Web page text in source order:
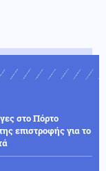
στο Πόρτο
επιστροφής για το